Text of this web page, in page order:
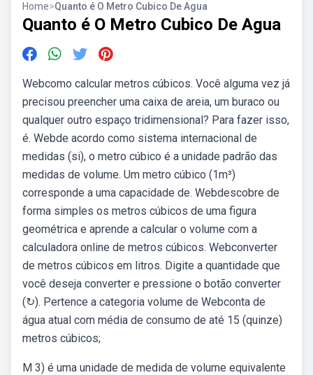
Home>Quanto é O Metro Cubico De Agua
Quanto é O Metro Cubico De Agua
Webcomo calcular metros cúbicos. Você alguma vez já
precisou preencher uma caixa de areia, um buraco ou
qualquer outro espaço tridimensional? Para fazer isso,
é. Webde acordo como sistema internacional de
medidas (si), o metro cúbico é a unidade padrão das
medidas de volume. Um metro cúbico (1m³)
corresponde a uma capacidade de. Webdescobre de
forma simples os metros cúbicos de uma figura
geométrica e aprende a calcular o volume com a
calculadora online de metros cúbicos. Webconverter
de metros cúbicos em litros. Digite a quantidade que
você deseja converter e pressione o botão converter
(↻). Pertence a categoria volume de Webconta de
água atual com média de consumo de até 15 (quinze)
metros cúbicos;
M 3) é uma unidade de medida de volume equivalente